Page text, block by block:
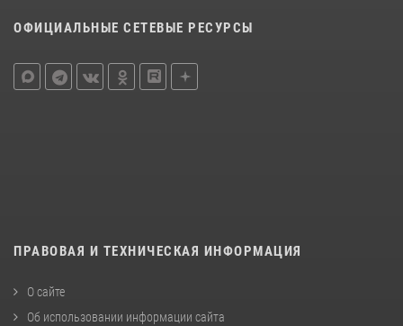
ОФИЦИАЛЬНЫЕ СЕТЕВЫЕ РЕСУРСЫ
ПРАВОВАЯ И ТЕХНИЧЕСКАЯ ИНФОРМАЦИЯ
О сайте
Об использовании информации сайта